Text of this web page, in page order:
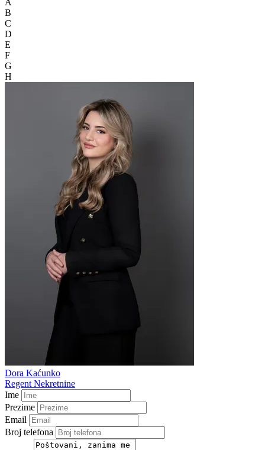
B
C
D
E
F
G
H
Dora Kaćunko
Regent Nekretnine
Ime
Prezime
Email
Broj telefona